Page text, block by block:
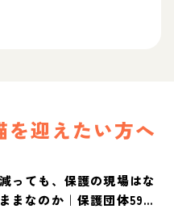
を迎えたい方へ
っても、保護の現場はな
まなのか｜保護団体59団